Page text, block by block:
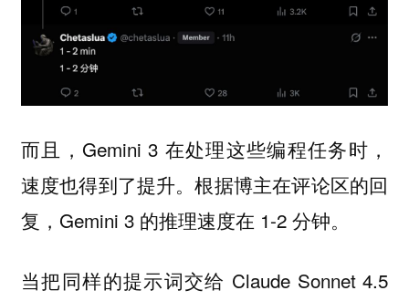
而且，Gemini 3 在处理这些编程任务时，
速度也得到了提升。根据博主在评论区的回
复，Gemini 3 的推理速度在 1-2 分钟。
当把同样的提示词交给 Claude Sonnet 4.5